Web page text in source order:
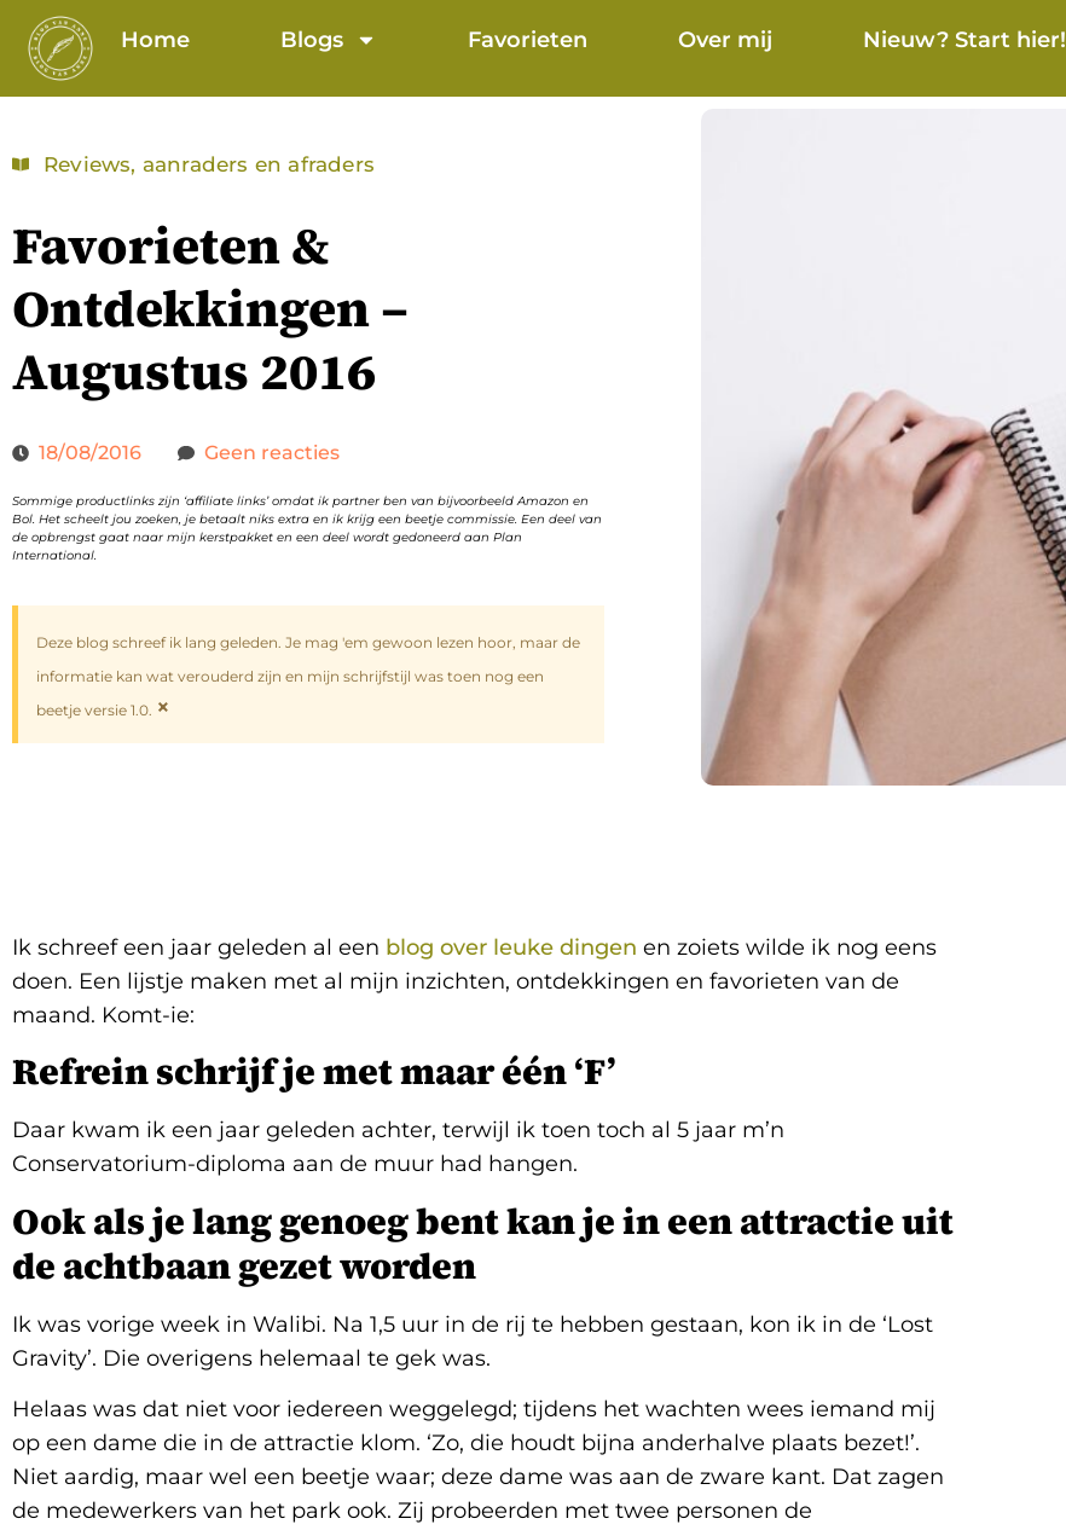
Home Blogs Favorieten Over mij Nieuw? Start hier!
Reviews, aanraders en afraders
Favorieten &
Ontdekkingen –
Augustus 2016
18/08/2016 Geen reacties
Sommige productlinks zijn ‘affiliate links’ omdat ik partner ben van bijvoorbeeld Amazon en
Bol. Het scheelt jou zoeken, je betaalt niks extra en ik krijg een beetje commissie. Een deel van
de opbrengst gaat naar mijn kerstpakket en een deel wordt gedoneerd aan Plan
International.
Deze blog schreef ik lang geleden. Je mag 'em gewoon lezen hoor, maar de
informatie kan wat verouderd zijn en mijn schrijfstijl was toen nog een
beetje versie 1.0. ×
Ik schreef een jaar geleden al een blog over leuke dingen en zoiets wilde ik nog eens
doen. Een lijstje maken met al mijn inzichten, ontdekkingen en favorieten van de
maand. Komt-ie:
Refrein schrijf je met maar één ‘F’
Daar kwam ik een jaar geleden achter, terwijl ik toen toch al 5 jaar m’n
Conservatorium-diploma aan de muur had hangen.
Ook als je lang genoeg bent kan je in een attractie uit
de achtbaan gezet worden
Ik was vorige week in Walibi. Na 1,5 uur in de rij te hebben gestaan, kon ik in de ‘Lost
Gravity’. Die overigens helemaal te gek was.
Helaas was dat niet voor iedereen weggelegd; tijdens het wachten wees iemand mij
op een dame die in de attractie klom. ‘Zo, die houdt bijna anderhalve plaats bezet!’.
Niet aardig, maar wel een beetje waar; deze dame was aan de zware kant. Dat zagen
de medewerkers van het park ook. Zij probeerden met twee personen de